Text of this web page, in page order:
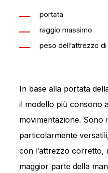
portata
raggio massimo
peso dell’attrezzo
In base alla portata
il modello più consono
movimentazione. Sono
particolarmente
con l’attrezzo corretto,
maggior parte della